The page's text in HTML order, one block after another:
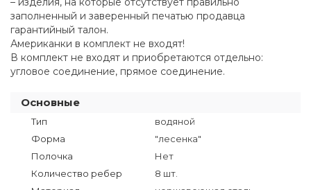
заполненный и заверенный печатью продавца
гарантийный талон.
Американки в комплект не входят!
В комплект не входят и приобретаются отдельно:
угловое соединение, прямое соединение.
Основные
Тип
водяной
Форма
"лесенка"
Полочка
Нет
Количество ребер
8 шт.